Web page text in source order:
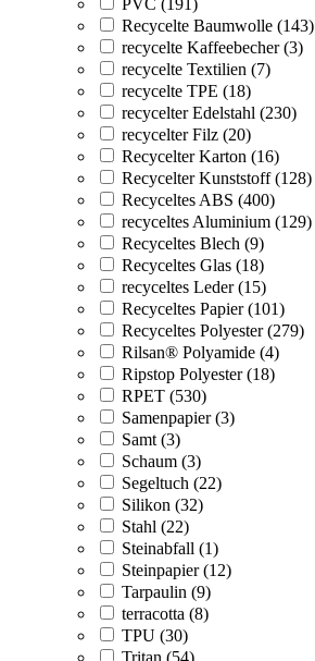
Recycelte Baumwolle (143)
recycelte Kaffeebecher (3)
recycelte Textilien (7)
recycelte TPE (18)
recycelter Edelstahl (230)
recycelter Filz (20)
Recycelter Karton (16)
Recycelter Kunststoff (128)
Recyceltes ABS (400)
recyceltes Aluminium (129)
Recyceltes Blech (9)
Recyceltes Glas (18)
recyceltes Leder (15)
Recyceltes Papier (101)
Recyceltes Polyester (279)
Rilsan® Polyamide (4)
Ripstop Polyester (18)
RPET (530)
Samenpapier (3)
Samt (3)
Schaum (3)
Segeltuch (22)
Silikon (32)
Stahl (22)
Steinabfall (1)
Steinpapier (12)
Tarpaulin (9)
terracotta (8)
TPU (30)
Tritan (54)